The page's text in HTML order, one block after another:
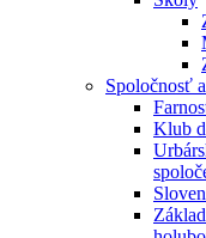
Spoločnosť
Klub